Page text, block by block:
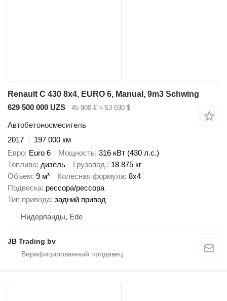
Renault C 430 8x4, EURO 6, Manual, 9m3 Schwing
629 500 000 UZS
45 900 € ≈ 53 030 $
Автобетоносмеситель
2017
197 000 км
Евро Euro 6 Мощность 316 кВт (430 л.с.)
Топливо дизель Грузопод. 18 875 кг
Объем 9 м³ Колесная формула 8x4
Подвеска рессора/рессора
Тип привода задний привод
Нидерланды, Ede
JB Trading bv